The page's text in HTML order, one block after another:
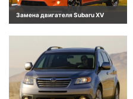
Замена двигателя Subaru XV